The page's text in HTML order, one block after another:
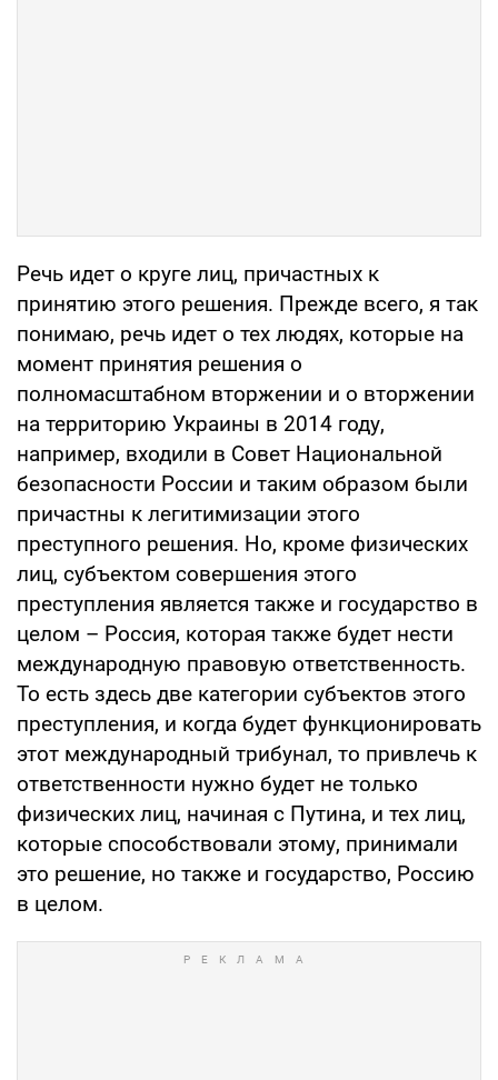
Речь идет о круге лиц, причастных к
принятию этого решения. Прежде всего, я так
понимаю, речь идет о тех людях, которые на
момент принятия решения о
полномасштабном вторжении и о вторжении
на территорию Украины в 2014 году,
например, входили в Совет Национальной
безопасности России и таким образом были
причастны к легитимизации этого
преступного решения. Но, кроме физических
лиц, субъектом совершения этого
преступления является также и государство в
целом – Россия, которая также будет нести
международную правовую ответственность.
То есть здесь две категории субъектов этого
преступления, и когда будет функционировать
этот международный трибунал, то привлечь к
ответственности нужно будет не только
физических лиц, начиная с Путина, и тех лиц,
которые способствовали этому, принимали
это решение, но также и государство, Россию
в целом.